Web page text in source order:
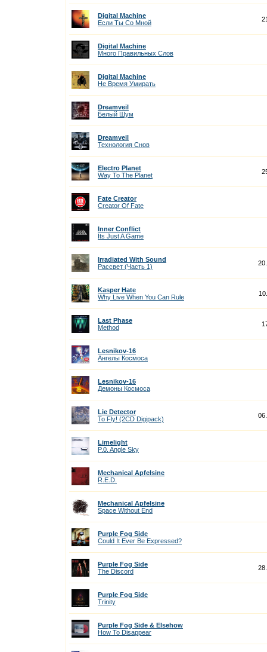
Digital Machine
Если Ты Со Мной
Digital Machine
Много Правильных Слов
Digital Machine
Не Время Умирать
Dreamveil
Белый Шум
Dreamveil
Технология Снов
Electro Planet
Way To The Planet
Fate Creator
Creator Of Fate
Inner Conflict
Its Just A Game
Irradiated With Sound
Рассвет (Часть 1)
Kasper Hate
Why Live When You Can Rule
Last Phase
Method
Lesnikov-16
Ангелы Космоса
Lesnikov-16
Демоны Космоса
Lie Detector
To Fly! (2CD Digipack)
Limelight
P.0. Angle Sky
Mechanical Apfelsine
R.E.D.
Mechanical Apfelsine
Space Without End
Purple Fog Side
Could It Ever Be Expressed?
Purple Fog Side
The Discord
Purple Fog Side
Trinity
Purple Fog Side & Elsehow
How To Disappear